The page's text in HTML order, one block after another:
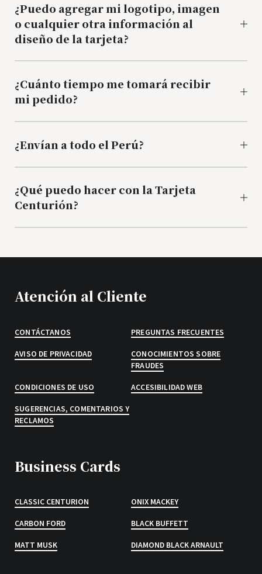
¿Puedo agregar mi logotipo, imagen
o cualquier otra información al
diseño de la tarjeta?
¿Cuánto tiempo me tomará recibir
mi pedido?
¿Envían a todo el Perú?
¿Qué puedo hacer con la Tarjeta
Centurión?
Atención al Cliente
CONTÁCTANOS PREGUNTAS FRECUENTES
AVISO DE PRIVACIDAD
CONOCIMIENTOS SOBRE
FRAUDES
CONDICIONES DE USO ACCESIBILIDAD WEB
SUGERENCIAS, COMENTARIOS Y
RECLAMOS
Business Cards
CLASSIC CENTURION ONIX MACKEY
CARBON FORD BLACK BUFFETT
MATT MUSK DIAMOND BLACK ARNAULT